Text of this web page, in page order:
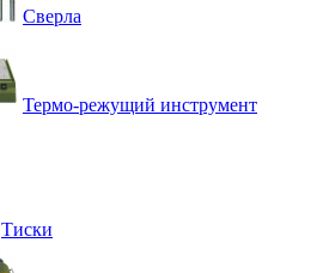
Сверла
Термо-режущий инструмент
Тиски